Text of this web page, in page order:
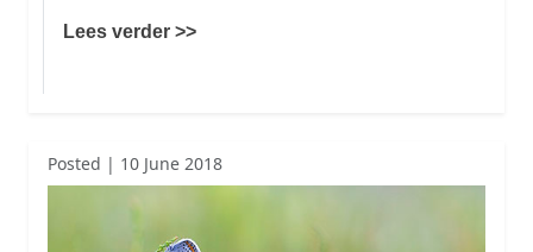
Lees verder >>
Posted | 10 June 2018